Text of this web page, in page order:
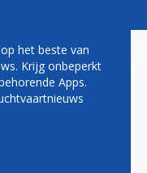
767
het beste van
Krijg onbeperkt
Apps.